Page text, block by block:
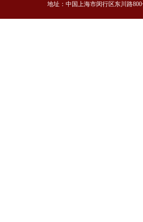
地址：中国上海市闵行区东川路